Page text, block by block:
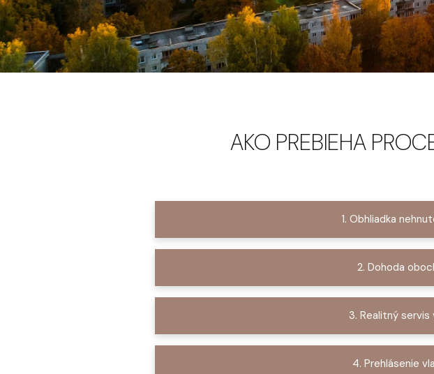
AKO PREBIEHA
1. Obhliadka
2. Dohoda
3. Realitný
4. Prehlásenie